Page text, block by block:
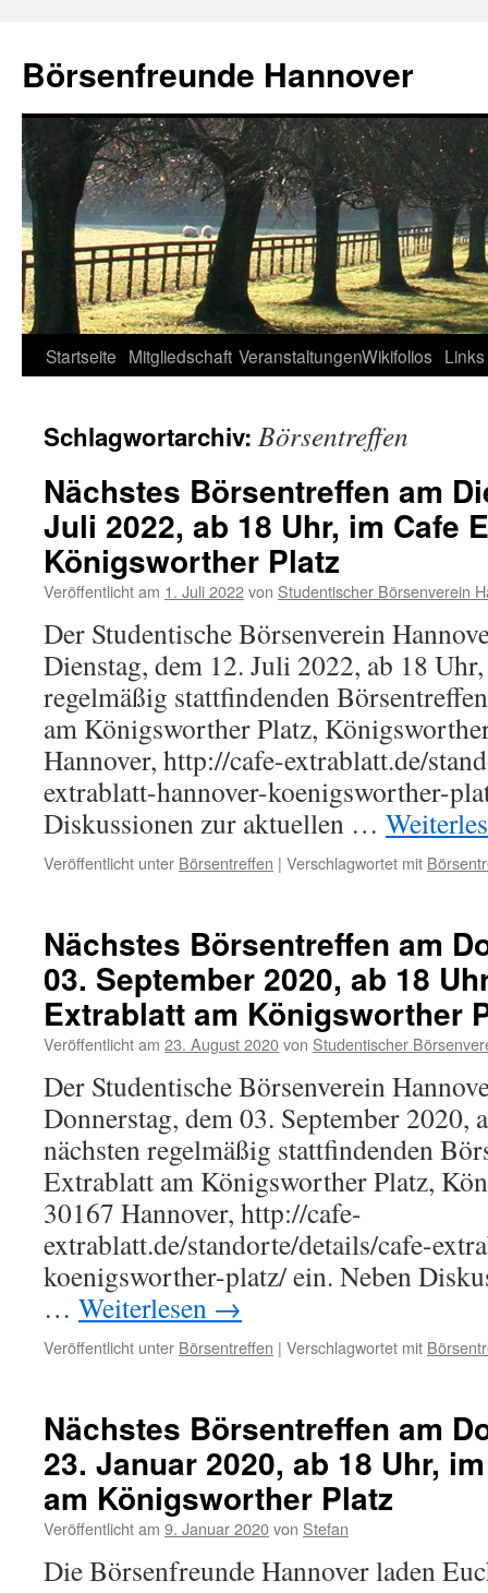
springen
Börsenfreunde Hannover
Startseite Mitgliedschaft VeranstaltungenWikifolios Links
Schlagwortarchiv: Börsentreffen
Nächstes Börsentreffen am
Juli 2022, ab 18 Uhr, im Cafe
Königsworther Platz
Veröffentlicht am 1. Juli 2022von Studentischer Börsenverein
Der Studentische Börsenverein
Dienstag, dem 12. Juli 2022, ab 18
regelmäßig stattfindenden
am Königsworther Platz,
Hannover, http://cafe-extrablatt.de/
extrablatt-hannover-koenigsworther-
Diskussionen zur aktuellen …
Veröffentlicht unter Börsentreffen | Verschlagwortet mit
Nächstes Börsentreffen am
03. September 2020, ab 18
Extrablatt am Königsworther
Veröffentlicht am 23. August 2020von Studentischer
Der Studentische Börsenverein
Donnerstag, dem 03. September 2020,
nächsten regelmäßig stattfindenden
Extrablatt am Königsworther Platz,
30167 Hannover, http://cafe-
extrablatt.de/standorte/details/cafe-
koenigsworther-platz/ ein. Neben
… Weiterlesen →
Veröffentlicht unter Börsentreffen | Verschlagwortet mit
Nächstes Börsentreffen am
23. Januar 2020, ab 18 Uhr,
am Königsworther Platz
Veröffentlicht am 9. Januar 2020von Stefan
Die Börsenfreunde Hannover laden